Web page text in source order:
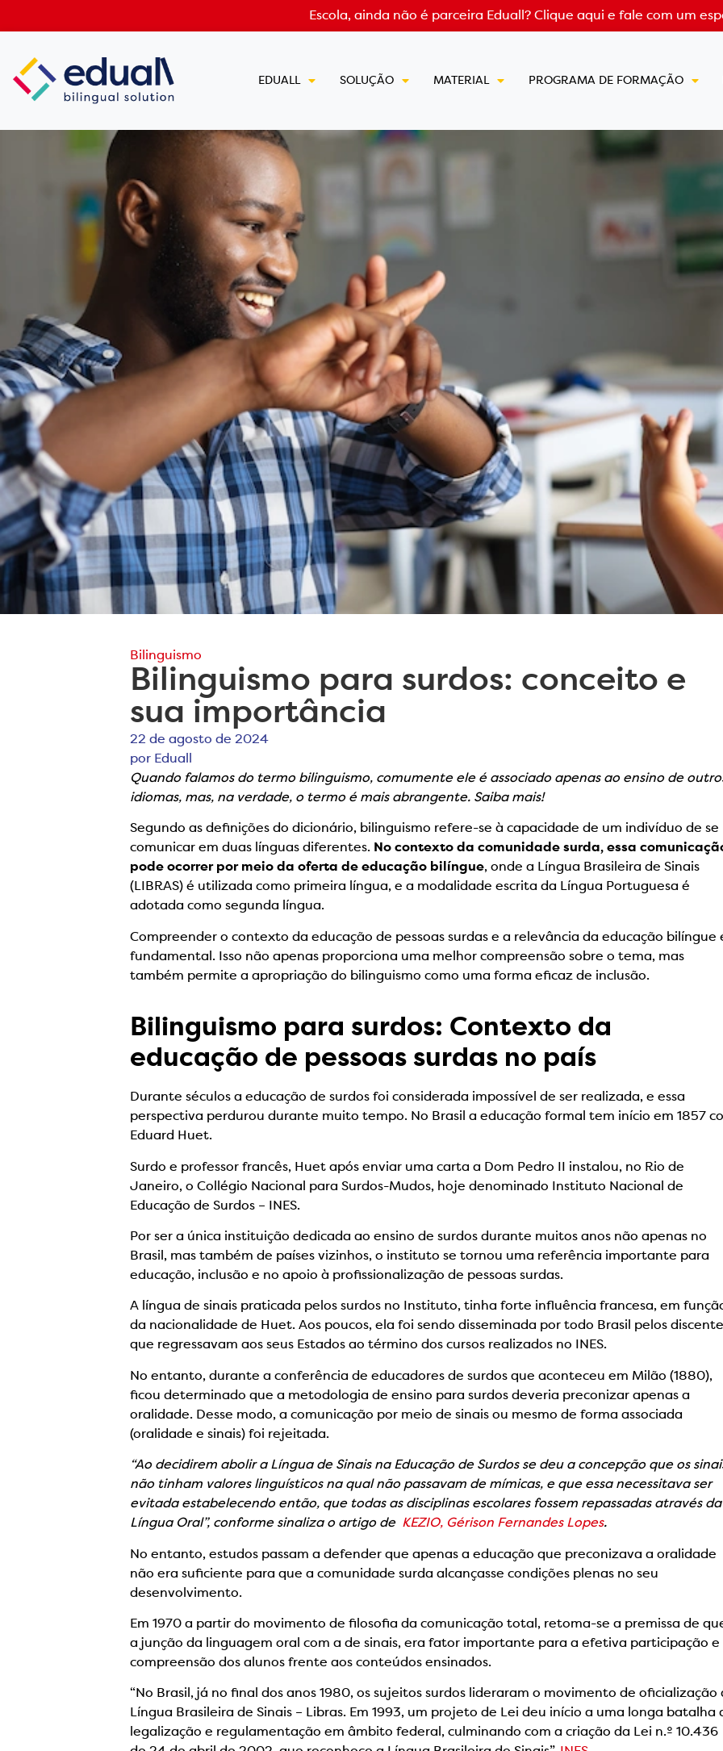
Escola, ainda não é parceira Eduall? Clique aqui e fale com um
EDUALL SOLUÇÃO MATERIAL PROGRAMA DE FORMAÇÃO
Bilinguismo
Bilinguismo para surdos: conceito e
sua importância
22 de agosto de 2024
por Eduall
Quando falamos do termo bilinguismo, comumente ele é associado apenas ao ensino de
idiomas, mas, na verdade, o termo é mais abrangente. Saiba mais!
Segundo as definições do dicionário, bilinguismo refere-se à capacidade de um indivíduo de se
comunicar em duas línguas diferentes. No contexto da comunidade surda, essa
pode ocorrer por meio da oferta de educação bilíngue, onde a Língua Brasileira de Sinais
(LIBRAS) é utilizada como primeira língua, e a modalidade escrita da Língua Portuguesa é
adotada como segunda língua.
Compreender o contexto da educação de pessoas surdas e a relevância da educação bilíngue
fundamental. Isso não apenas proporciona uma melhor compreensão sobre o tema, mas
também permite a apropriação do bilinguismo como uma forma eficaz de inclusão.
Bilinguismo para surdos: Contexto da
educação de pessoas surdas no país
Durante séculos a educação de surdos foi considerada impossível de ser realizada, e essa
perspectiva perdurou durante muito tempo. No Brasil a educação formal tem início em 1857
Eduard Huet.
Surdo e professor francês, Huet após enviar uma carta a Dom Pedro II instalou, no Rio de
Janeiro, o Collégio Nacional para Surdos-Mudos, hoje denominado Instituto Nacional de
Educação de Surdos – INES.
Por ser a única instituição dedicada ao ensino de surdos durante muitos anos não apenas no
Brasil, mas também de países vizinhos, o instituto se tornou uma referência importante para
educação, inclusão e no apoio à profissionalização de pessoas surdas.
A língua de sinais praticada pelos surdos no Instituto, tinha forte influência francesa, em
da nacionalidade de Huet. Aos poucos, ela foi sendo disseminada por todo Brasil pelos
que regressavam aos seus Estados ao término dos cursos realizados no INES.
No entanto, durante a conferência de educadores de surdos que aconteceu em Milão (1880),
ficou determinado que a metodologia de ensino para surdos deveria preconizar apenas a
oralidade. Desse modo, a comunicação por meio de sinais ou mesmo de forma associada
(oralidade e sinais) foi rejeitada.
“Ao decidirem abolir a Língua de Sinais na Educação de Surdos se deu a concepção que os
não tinham valores linguísticos na qual não passavam de mímicas, e que essa necessitava ser
evitada estabelecendo então, que todas as disciplinas escolares fossem repassadas através da
Língua Oral”, conforme sinaliza o artigo de KEZIO, Gérison Fernandes Lopes.
No entanto, estudos passam a defender que apenas a educação que preconizava a oralidade
não era suficiente para que a comunidade surda alcançasse condições plenas no seu
desenvolvimento.
Em 1970 a partir do movimento de filosofia da comunicação total, retoma-se a premissa de
a junção da linguagem oral com a de sinais, era fator importante para a efetiva participação e
compreensão dos alunos frente aos conteúdos ensinados.
“No Brasil, já no final dos anos 1980, os sujeitos surdos lideraram o movimento de oficialização
Língua Brasileira de Sinais – Libras. Em 1993, um projeto de Lei deu início a uma longa batalha
legalização e regulamentação em âmbito federal, culminando com a criação da Lei n.º 10.436